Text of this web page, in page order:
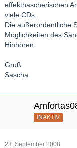
effekthascherischen
viele CDs.
Die außerordentliche
Möglichkeiten des
Hinhören.
Gruß
Sascha
INAKTIV
23. September 2008